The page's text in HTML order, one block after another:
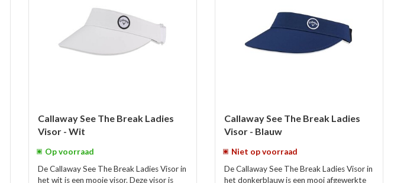
Callaway See The Break Ladies
Visor - Wit
Op voorraad
De Callaway See The Break Ladies Visor in
het wit is een mooie visor. Deze visor is
Callaway See The Break Ladies
Visor - Blauw
Niet op voorraad
De Callaway See The Break Ladies Visor in
het donkerblauw is een mooi afgewerkte